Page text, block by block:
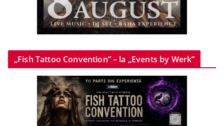
„Fish Tattoo Convention” – la „Events by Werk”